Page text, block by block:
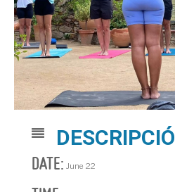
DESCRIPCIÓ
DATE: June 22